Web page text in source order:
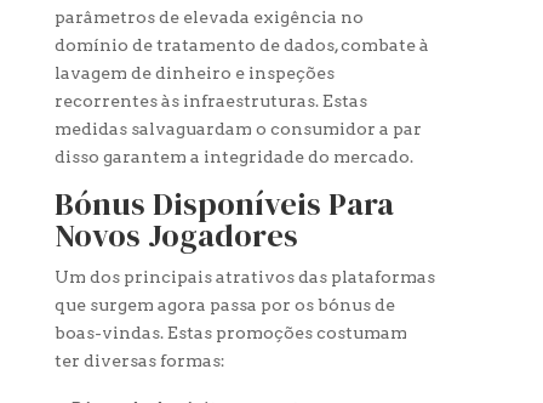
parâmetros de elevada exigência no
domínio de tratamento de dados, combate à
lavagem de dinheiro e inspeções
recorrentes às infraestruturas. Estas
medidas salvaguardam o consumidor a par
disso garantem a integridade do mercado.
Bónus Disponíveis Para
Novos Jogadores
Um dos principais atrativos das plataformas
que surgem agora passa por os bónus de
boas-vindas. Estas promoções costumam
ter diversas formas: